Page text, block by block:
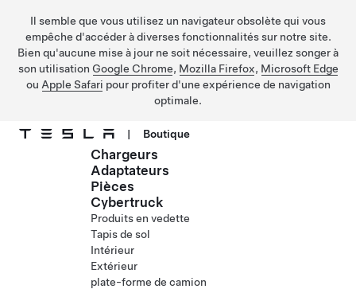
Il semble que vous utilisez un navigateur obsolète qui vous
empêche d'accéder à diverses fonctionnalités sur notre site.
Bien qu'aucune mise à jour ne soit nécessaire, veuillez songer à
son utilisation Google Chrome, Mozilla Firefox, Microsoft Edge
ou Apple Safari pour profiter d'une expérience de navigation
optimale.
Passez au contenu principal
| Boutique
Chargeurs
Adaptateurs
Pièces
Cybertruck
Produits en vedette
Tapis de sol
Intérieur
Extérieur
plate-forme de camion